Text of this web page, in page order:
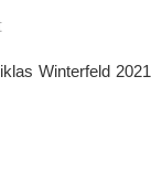
Winterfeld 2021